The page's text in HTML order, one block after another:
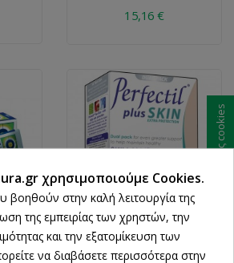
15,16 €
VITABIOTICS
χρησιμοποιούμε Cookies.
βοηθούν στην καλή λειτουργία της
της εμπειρίας των χρηστών, την
και την εξατομίκευση των
να διαβάσετε περισσότερα στην
Ρυθμίσεις cookies